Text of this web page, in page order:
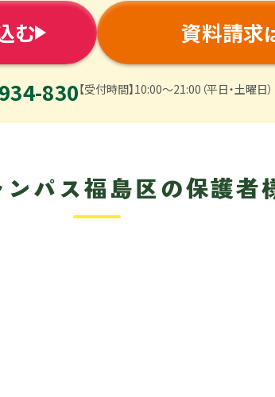
む 資料請求
830【受付時間】10:00〜21:00（平日・土曜日）
ンパス福島区の保護者